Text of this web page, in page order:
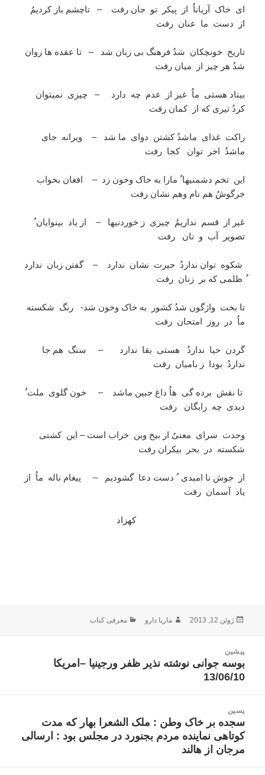
ای خاک آریاناُ از پیکر تو جان رفت – تاچشم باز کردیمُ
از دست ما عنان رفت
تاریخ خونچکان شدُ فرهنگ بی زبان شد – تا عقده ها روان
شدُ هر چیز از میان رفت
بیناد هستی ماُ غیر از عدم چه دارد – چیزی نمیتوان
کردُ تیری که از کمان رفت
راکت غذای ماشدُ کشتن دوای ما شد – ویرانه جای
ماشدُ اخر توان کجا رفت
این تخم دشمنیها ُ مارا به خاک وخون زد – افغان بخواب
خرگوشُ هم نام وهم نشان رفت
غیر از قسم نداریمُ چیزی ز خوردنیها – از یاد بینوایان ُ
تصویر آب و نان رفت
شکوه توان نداردُ حیرت نشان ندارد – گفتن زبان ندارد
ُ ظلمی که بر زنان رفت
تا بخت واژگون شدُ کشور به خاک وخون شد- رنگ شکسته
ماُ در روز امتحان رفت
گردن حیا نداردُ هستی بقا ندارد – سنگ هم جا
نداردُ بودا ز بامیان رفت
تا نقش برده گی هاُ داغ جبین ماشد – خون گلوی ملت ُ
دیدی چه رایگان رفت
وحدت سرای معنیُ از بیخ وبن خراب است – این کشتی
شکسته در بحر بیکران رفت
از جوش نا امیدی ُ دست دعا گشودیم – پیغام ناله ماُ از
یاد آسمان رفت
کهزاد
ارسال
ژوئن 12, 2013 نویسنده
ماریا دارو دسته‌ها
معرفی کتاب
نوشتهپیشین
نوشته
قبلی:
بوسه جوانی نوشته نذیر ظفر ورجینیا –امریکا
13/06/10
پسین
نوشته
بعدی:
سجده بر خاک وطن : ملک الشعرا بهار که مدت
کوتاهی نماینده مردم بجنورد در مجلس بود : ارسالی
مرجان از هالند